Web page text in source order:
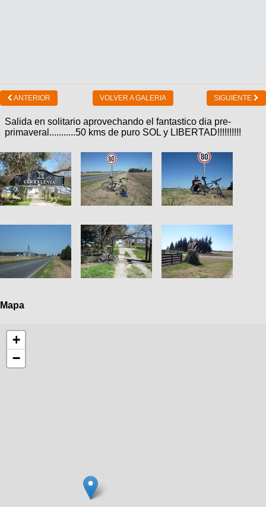
ANTERIOR VOLVER A GALERIA SIGUIENTE
Salida en solitario aprovechando el fantastico dia pre-
primaveral...........50 kms de puro SOL y LIBERTAD!!!!!!!!!!
Mapa
+
−